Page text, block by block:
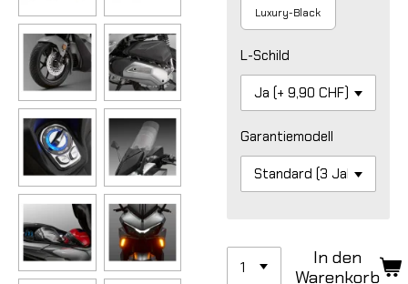
Luxury-Black
L-Schild
Garantiemodell
In den
Warenkorb